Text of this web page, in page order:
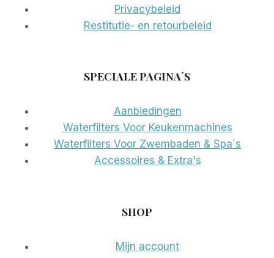
Privacybeleid
Restitutie- en retourbeleid
SPECIALE PAGINA´S
Aanbiedingen
Waterfilters Voor Keukenmachines
Waterfilters Voor Zwembaden & Spa´s
Accessoires & Extra's
SHOP
Mijn account